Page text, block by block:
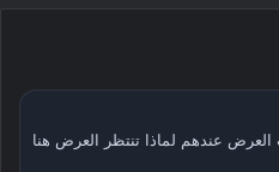
عندهم لماذا تنتظر العرض هنا